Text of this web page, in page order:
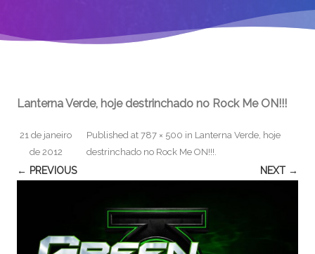
Lanterna Verde, hoje destrinchado no Rock Me ON!!!
Published
21 de janeiro
de 2012
at 787 × 500 in Lanterna Verde, hoje
destrinchado no Rock Me ON!!!
← PREVIOUS NEXT →